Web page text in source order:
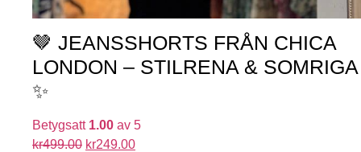
🤎 JEANSSHORTS FRÅN CHICA
LONDON – STILRENA & SOMRIGA
✨
Betygsatt 1.00 av 5
kr499.00 kr249.00